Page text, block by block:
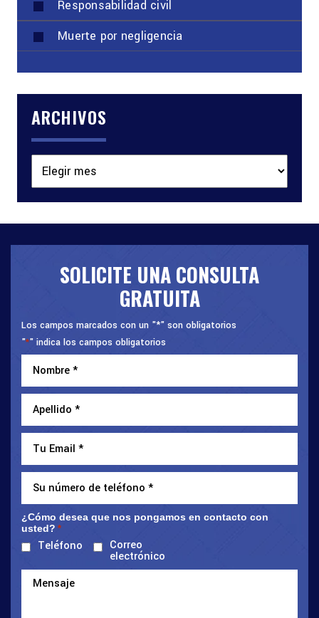
Responsabilidad civil
Muerte por negligencia
ARCHIVOS
SOLICITE UNA CONSULTA
GRATUITA
Los campos marcados con un "*" son obligatorios
"*" indica los campos obligatorios
¿Cómo desea que nos pongamos en contacto con
usted? *
Teléfono Correo
electrónico